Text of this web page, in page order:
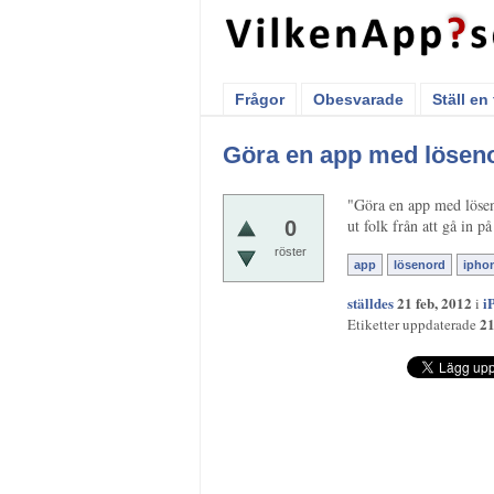
Frågor Obesvarade Ställ en
Göra en app med
0
röster
"Göra en app med
ut folk från att gå in på
app lösenord
ställdes21 feb, 2012 i
Etiketter uppdaterade